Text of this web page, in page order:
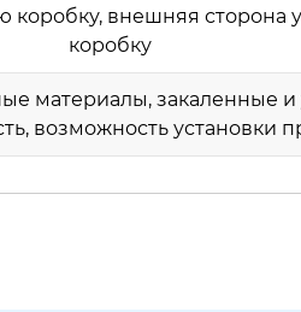
коробку, внешняя сторона
коробку
материалы, закаленные
возможность установки